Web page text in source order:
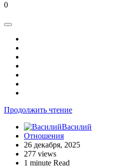
0
Продолжить чтение
Василий
Отношения
26 декабря, 2025
277 views
1 minute Read